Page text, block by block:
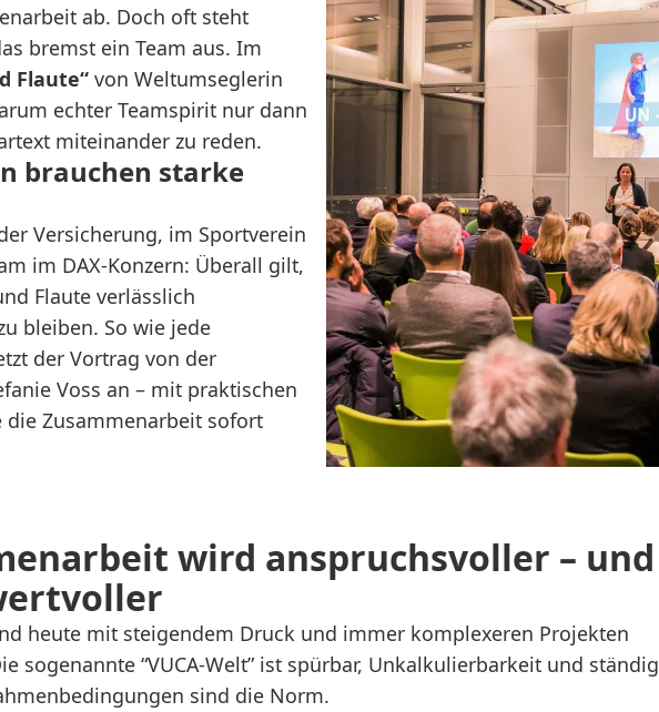
ab. Doch oft steht
bremst ein Team aus. Im
Flaute“ von Weltumseglerin
echter Teamspirit nur dann
miteinander zu reden.
brauchen starke
Versicherung, im Sportverein
im DAX-Konzern: Überall gilt,
Flaute verlässlich
bleiben. So wie jede
der Vortrag von der
Voss an – mit praktischen
Zusammenarbeit sofort
wird anspruchsvoller – und
heute mit steigendem Druck und immer komplexeren Projekten
sogenannte “VUCA-Welt” ist spürbar, Unkalkulierbarkeit und ständig
sind die Norm.